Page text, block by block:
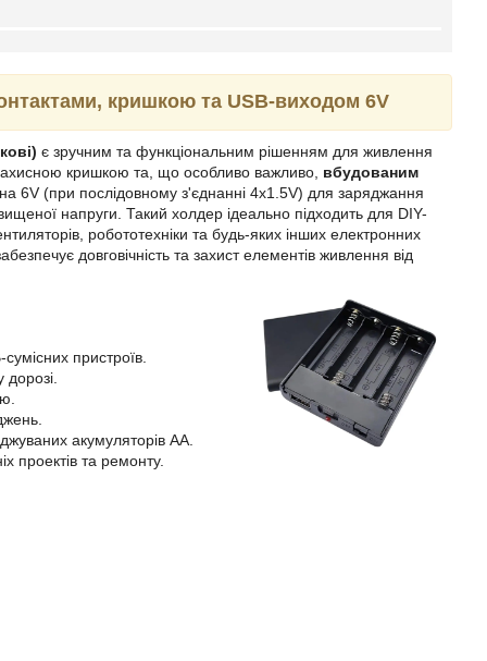
кришкою та USB-виходом 6V
є зручним та функціональним рішенням для живлення
кришкою та, що особливо важливо, вбудованим
6V (при послідовному з'єднанні 4х1.5V) для заряджання
напруги. Такий холдер ідеально підходить для DIY-
робототехніки та будь-яких інших електронних
довговічність та захист елементів живлення від
пристроїв.
акумуляторів AA.
проектів та ремонту.